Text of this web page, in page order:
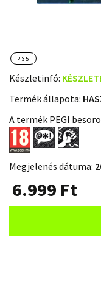
PS5
Készletinfó:
Termék állapota:
A termék PEGI
Megjelenés dátuma:
6.999 Ft